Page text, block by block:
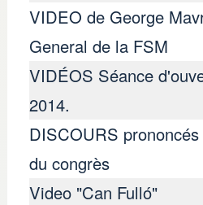
VIDEO de George
General de la FSM
VIDÉOS Séance
2014.
DISCOURS
du congrès
Video "Can Fulló"